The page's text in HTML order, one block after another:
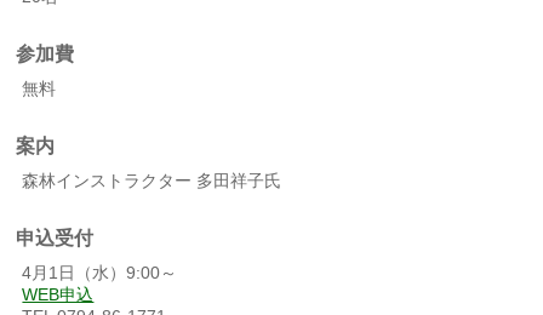
参加費
無料
案内
森林インストラクター 多田祥子氏
申込受付
4月1日（水）9:00～
WEB申込